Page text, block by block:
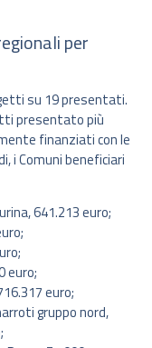
per
su 19 presentati.
presentato più
finanziati con le
i Comuni beneficiari
641.213 euro;
euro;
euro;
gruppo nord,